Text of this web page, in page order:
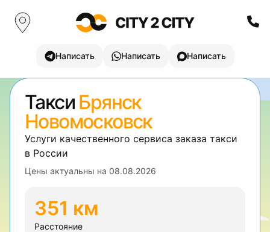
Написать Написать Написать
Такси Брянск
Новомосковск
Услуги качественного сервиса заказа такси
в России
Цены актуальны на 08.08.2026
351 км
Расстояние